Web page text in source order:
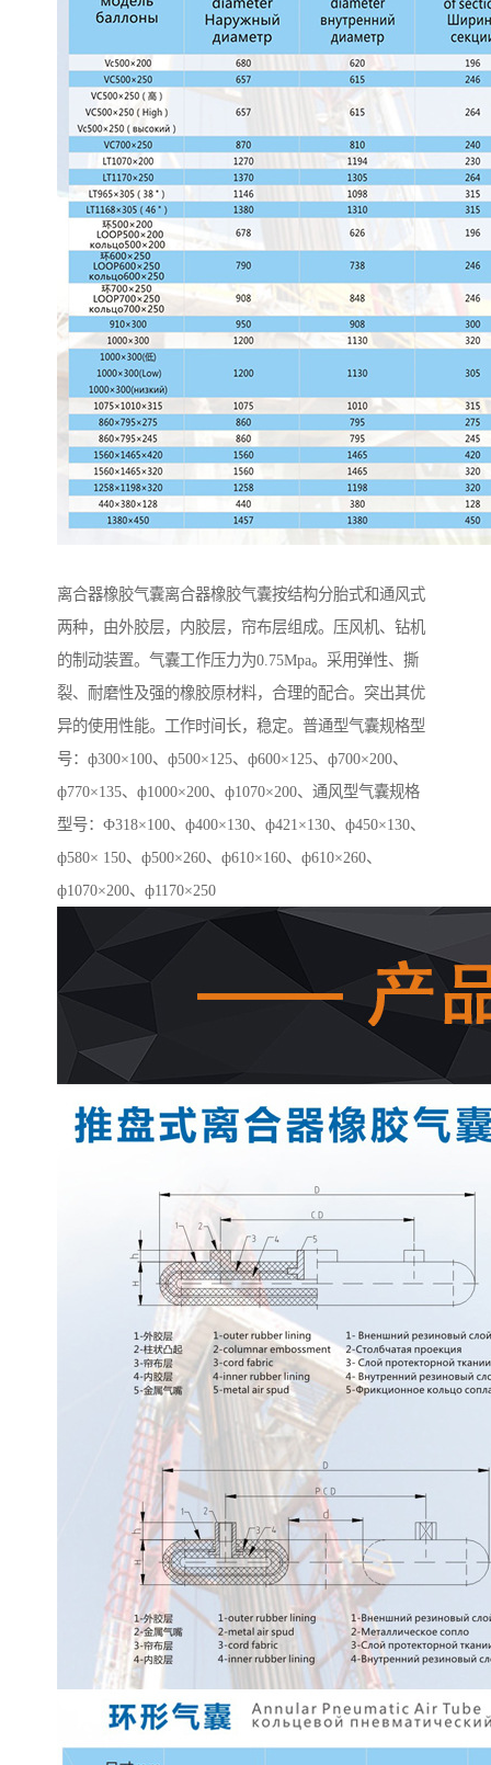
离合器橡胶气囊离合器橡胶气囊按结构分胎式和通风式
两种，由外胶层，内胶层，帘布层组成。压风机、钻机
的制动装置。气囊工作压力为0.75Mpa。采用弹性、撕
裂、耐磨性及强的橡胶原材料，合理的配合。突出其优
异的使用性能。工作时间长，稳定。普通型气囊规格型
号：ф300×100、ф500×125、ф600×125、ф700×200、
ф770×135、ф1000×200、ф1070×200、通风型气囊规格
型号：Ф318×100、ф400×130、ф421×130、ф450×130、
ф580× 150、ф500×260、ф610×160、ф610×260、
ф1070×200、ф1170×250